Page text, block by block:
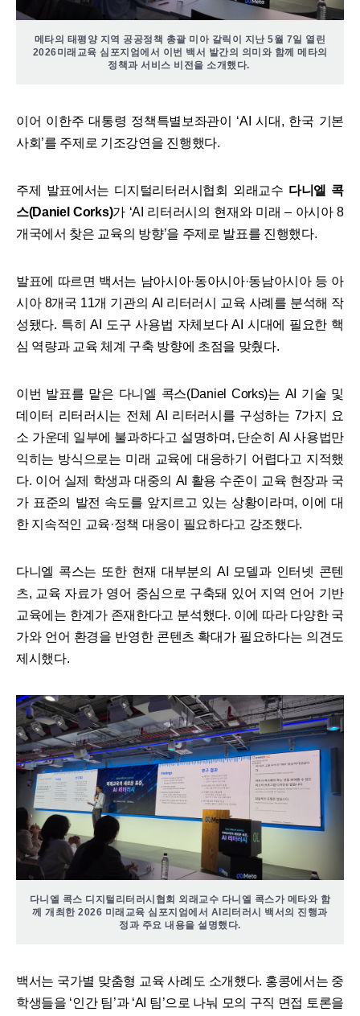
메타의 태평양 지역 공공정책 총괄 미아 갈릭이 지난 5월 7일 열린
2026미래교육 심포지엄에서 이번 백서 발간의 의미와 함께 메타의
정책과 서비스 비전을 소개했다.
이어 이한주 대통령 정책특별보좌관이 ‘AI 시대, 한국 기본
사회’를 주제로 기조강연을 진행했다.​
주제 발표에서는 디지털리터러시협회 외래교수 다니엘 콕
스(Daniel Corks)가 ‘AI 리터러시의 현재와 미래 – 아시아 8
개국에서 찾은 교육의 방향’을 주제로 발표를 진행했다.​
발표에 따르면 백서는 남아시아·동아시아·동남아시아 등 아
시아 8개국 11개 기관의 AI 리터러시 교육 사례를 분석해 작
성됐다. 특히 AI 도구 사용법 자체보다 AI 시대에 필요한 핵
심 역량과 교육 체계 구축 방향에 초점을 맞췄다.​
이번 발표를 맡은 다니엘 콕스(Daniel Corks)는 AI 기술 및
데이터 리터러시는 전체 AI 리터러시를 구성하는 7가지 요
소 가운데 일부에 불과하다고 설명하며, 단순히 AI 사용법만
익히는 방식으로는 미래 교육에 대응하기 어렵다고 지적했
다. 이어 실제 학생과 대중의 AI 활용 수준이 교육 현장과 국
가 표준의 발전 속도를 앞지르고 있는 상황이라며, 이에 대
한 지속적인 교육·정책 대응이 필요하다고 강조했다.
​다니엘 콕스는 또한 현재 대부분의 AI 모델과 인터넷 콘텐
츠, 교육 자료가 영어 중심으로 구축돼 있어 지역 언어 기반
교육에는 한계가 존재한다고 분석했다. 이에 따라 다양한 국
가와 언어 환경을 반영한 콘텐츠 확대가 필요하다는 의견도
제시했다.
다니엘 콕스 디지털리터러시협회 외래교수 다니엘 콕스가 메타와 함
께 개최한 2026 미래교육 심포지엄에서 AI리터러시 백서의 진행과
정과 주요 내용을 설명했다.
​백서는 국가별 맞춤형 교육 사례도 소개했다. 홍콩에서는 중
학생들을 ‘인간 팀’과 ‘AI 팀’으로 나눠 모의 구직 면접 토론을